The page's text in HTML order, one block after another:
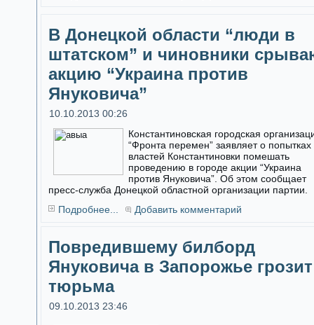
В Донецкой области “люди в
штатском” и чиновники
акцию “Украина против
Януковича”
10.10.2013 00:26
Константиновская городская
“Фронта перемен” заявляет о попытках
властей Константиновки помешать
проведению в городе акции “Украина
против Януковича”. Об этом сообщает
пресс-служба Донецкой областной организации партии.
Подробнее...
Добавить комментарий
Повредившему билборд
Януковича в Запорожье грозит
тюрьма
09.10.2013 23:46